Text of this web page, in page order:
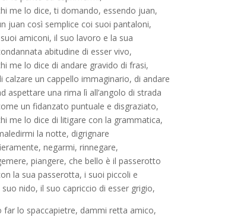
me lo dice, ti domando, essendo juan,
juan così semplice coi suoi pantaloni,
amiconi, il suo lavoro e la sua
abitudine di esser vivo,
me lo dice di andare gravido di frasi,
calzare un cappello immaginario, di andare
aspettare una rima lì all’angolo di strada
un fidanzato puntuale e disgraziato,
me lo dice di litigare con la grammatica,
la notte, digrignare
negarmi, rinnegare,
piangere, che bello è il passerotto
la sua passerotta, i suoi piccoli e
suo nido, il suo capriccio di esser grigio,
far lo spaccapietre, dammi retta amico,